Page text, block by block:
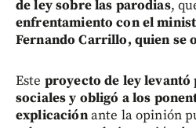
de ley sobre las parodias,
enfrentamiento con el
Fernando Carrillo, quien se
Este proyecto de ley levantó
sociales y obligó a los
explicaciónante la opinión